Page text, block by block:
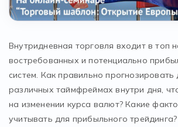
Внутридневная торговля входит в топ
востребованных и потенциально
систем. Как правильно прогнозировать
различных таймфреймах внутри дня,
на изменении курса валют? Какие
учитывать для прибыльного